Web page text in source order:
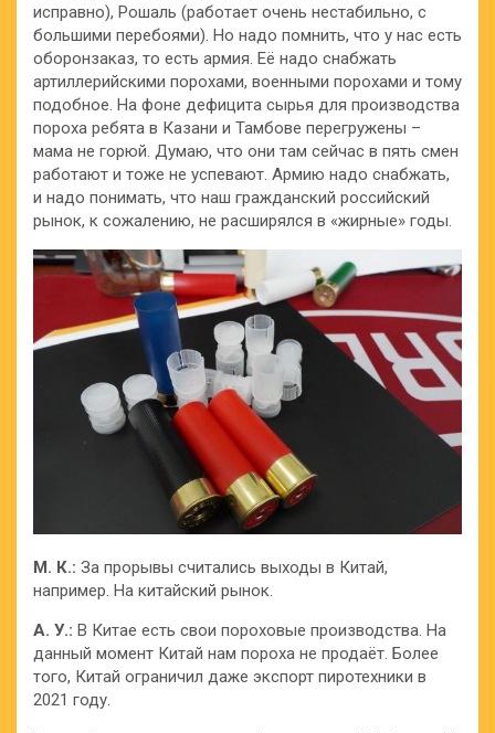
исправно), Рошаль (работает очень нестабильно, с
большими перебоями). Но надо помнить, что у нас есть
оборонзаказ, то есть армия. Её надо снабжать
артиллерийскими порохами, военными порохами и тому
подобное. На фоне дефицита сырья для производства
пороха ребята в Казани и Тамбове перегружены –
мама не горюй. Думаю, что они там сейчас в пять смен
работают и тоже не успевают. Армию надо снабжать,
и надо понимать, что наш гражданский российский
рынок, к сожалению, не расширялся в «жирные» годы.
М. К.: За прорывы считались выходы в Китай,
например. На китайский рынок.
А. У.: В Китае есть свои пороховые производства. На
данный момент Китай нам пороха не продаёт. Более
того, Китай ограничил даже экспорт пиротехники в
2021 году.